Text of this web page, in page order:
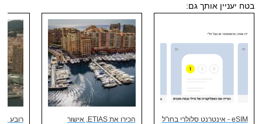
בטח יעניין אותך גם:
eSIM - אינטרנט סלולרי בחו"ל
הכירו את ETIAS, אישור